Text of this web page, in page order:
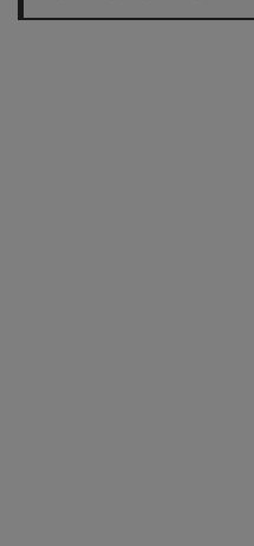
앞으로의 경기에서도 긍